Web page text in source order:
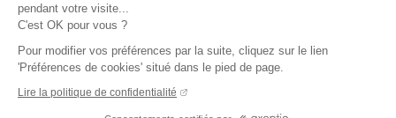
pendant votre visite...
C'est OK pour vous ?
Pour modifier vos préférences par la suite, cliquez sur le lien
'Préférences de cookies' situé dans le pied de page.
Lire la politique de confidentialité